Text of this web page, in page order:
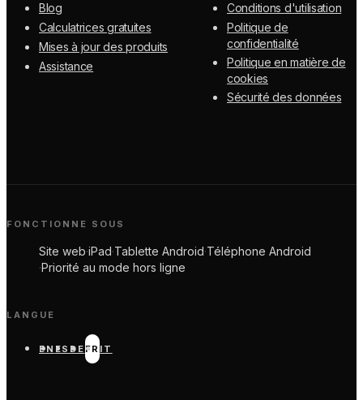
Blog
Calculatrices gratuites
Mises à jour des produits
Assistance
Conditions d'utilisation
Politique de
confidentialité
Politique en matière de
cookies
Sécurité des données
FONCTIONNE SOUS
Site web·iPad·Tablette Android·Téléphone Android
·Priorité au mode hors ligne
LANGUE
EN ES DE FR IT